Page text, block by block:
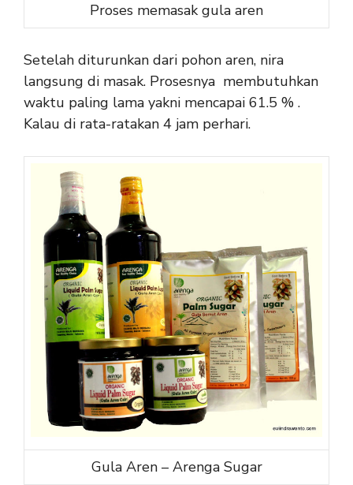
Proses memasak gula aren
Setelah diturunkan dari pohon aren, nira
langsung di masak. Prosesnya membutuhkan
waktu paling lama yakni mencapai 61.5 % .
Kalau di rata-ratakan 4 jam perhari.
Gula Aren – Arenga Sugar